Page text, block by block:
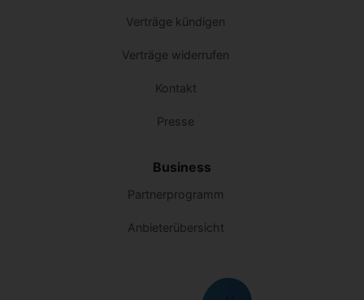
Verträge kündigen
Verträge widerrufen
Kontakt
Presse
Business
Partnerprogramm
Anbieterübersicht